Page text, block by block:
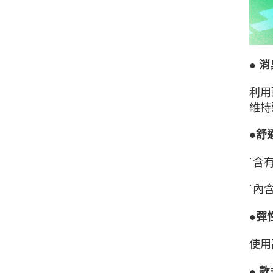
● 消
利
維
●舒
˙含
˙內
●彈
使